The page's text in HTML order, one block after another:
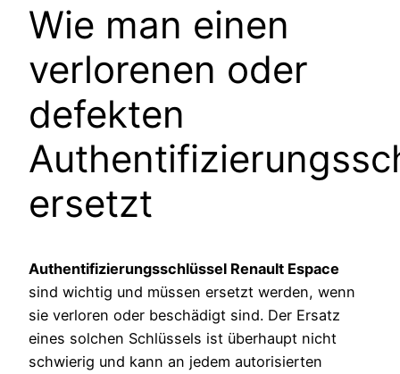
Wie man einen
verlorenen oder
defekten
ersetzt
Authentifizierungsschlüssel Renault Espace
sind wichtig und müssen ersetzt werden, wenn
sie verloren oder beschädigt sind. Der Ersatz
eines solchen Schlüssels ist überhaupt nicht
schwierig und kann an jedem autorisierten